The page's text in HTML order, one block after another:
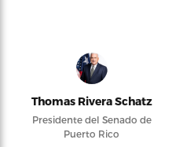
Thomas Rivera Schatz
Presidente del Senado de
Puerto Rico